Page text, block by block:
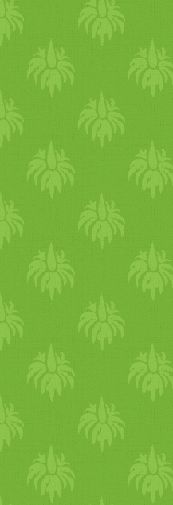
olvasztott
alaposan
verjük
Hozzávalók
- 10 dkg
csepp olaj
tört csokit
csepp
bele.